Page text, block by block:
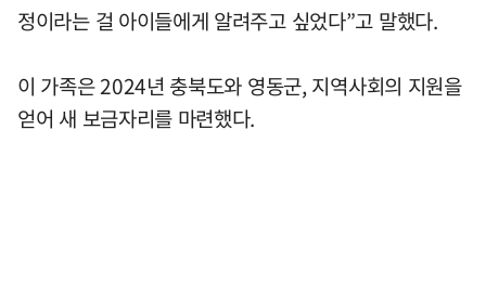
정이라는 걸 아이들에게 알려주고 싶었다”고 말했다.
이 가족은 2024년 충북도와 영동군, 지역사회의 지원을
얻어 새 보금자리를 마련했다.